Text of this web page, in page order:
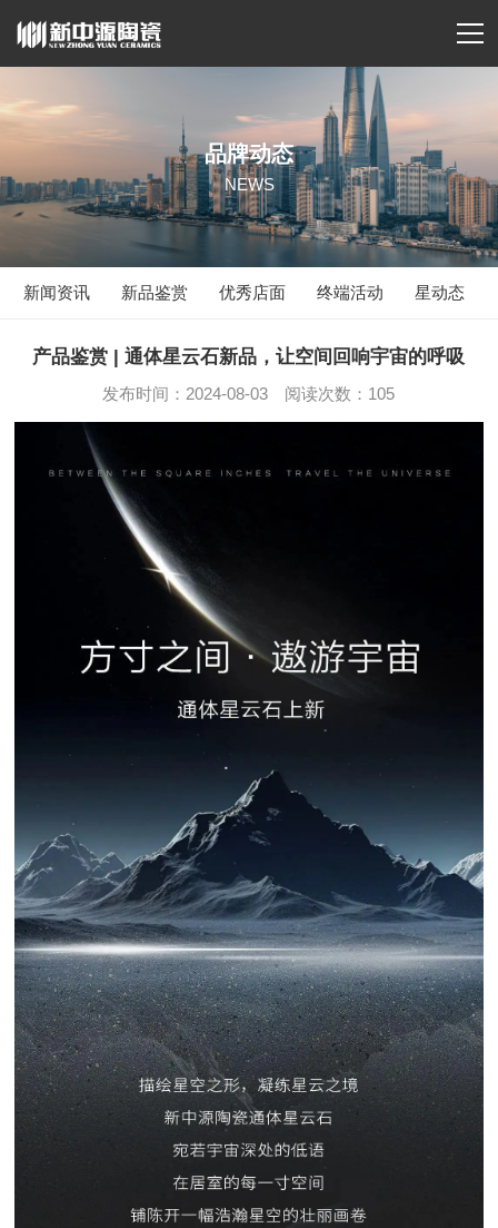
品牌动态
NEWS
新闻资讯 新品鉴赏 优秀店面 终端活动 星动态
产品鉴赏 | 通体星云石新品，让空间回响宇宙的呼吸
发布时间：2024-08-03 阅读次数：105